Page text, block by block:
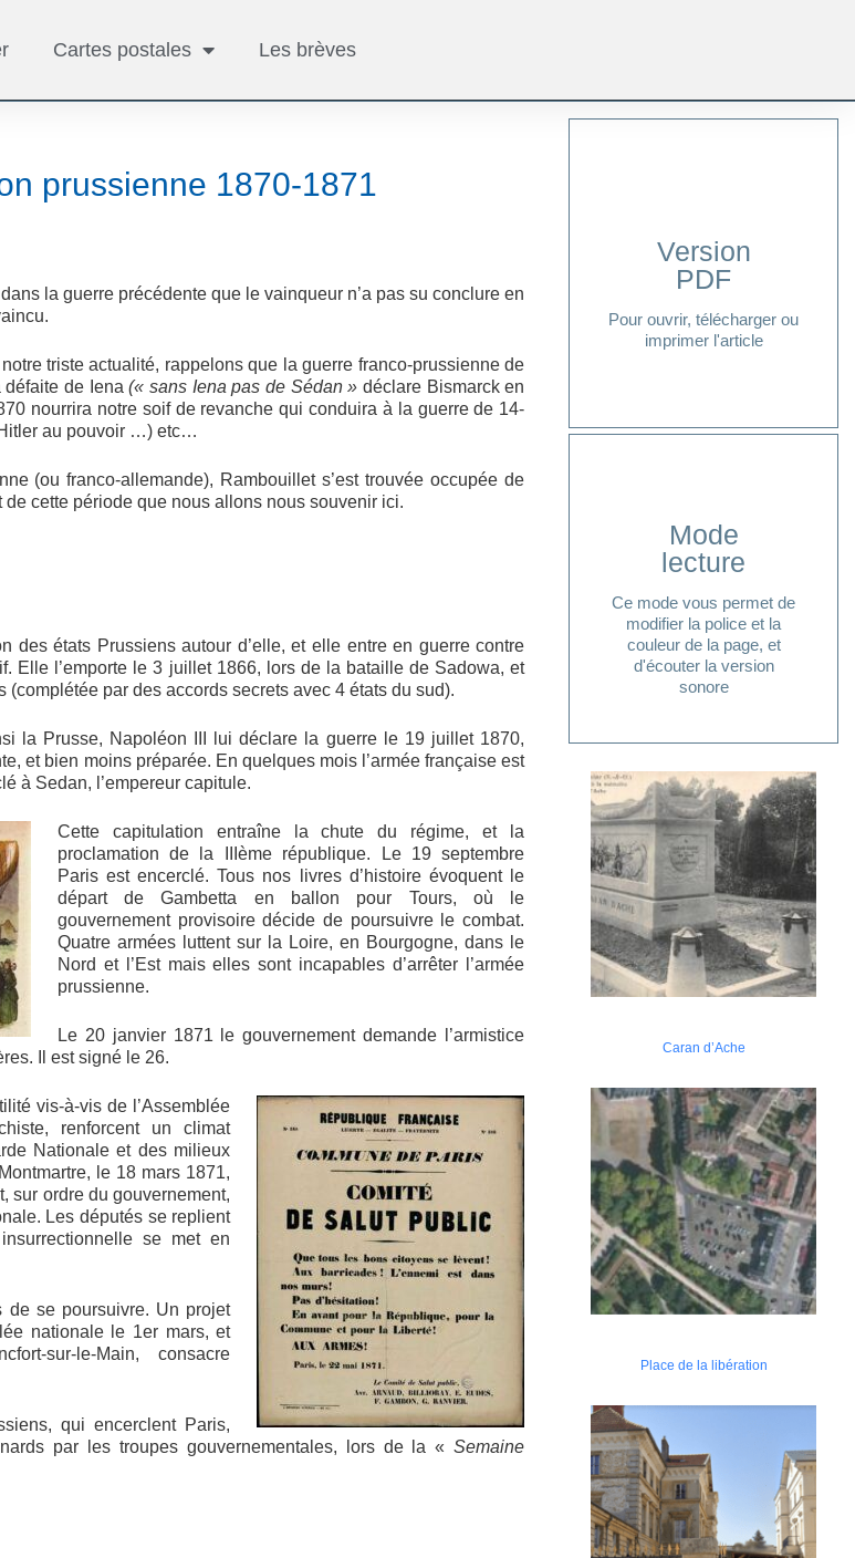
Cartes postales Les brèves
prussienne 1870-1871
la guerre précédente que le vainqueur n’a pas su conclure en
triste actualité, rappelons que la guerre franco-prussienne de
défaite de Iena(« sans Iena pas de Sédan » déclare Bismarck en
nourrira notre soif de revanche qui conduira à la guerre de 14-
au pouvoir …) etc…
(ou franco-allemande), Rambouillet s’est trouvée occupée de
de cette période que nous allons nous souvenir ici.
des états Prussiens autour d’elle, et elle entre en guerre contre
Elle l’emporte le 3 juillet 1866, lors de la bataille de Sadowa, et
par des accords secrets avec 4 états du sud).
la Prusse, Napoléon III lui déclare la guerre le 19 juillet 1870,
et bien moins préparée. En quelques mois l’armée française est
à Sedan, l’empereur capitule.
Cette capitulation entraîne la chute du régime, et la
proclamation de la IIIème république. Le 19 septembre
Paris est encerclé. Tous nos livres d’histoire évoquent le
départ de Gambetta en ballon pour Tours, où le
gouvernement provisoire décide de poursuivre le combat.
Quatre armées luttent sur la Loire, en Bourgogne, dans le
Nord et l’Est mais elles sont incapables d’arrêter l’armée
prussienne.
Le 20 janvier 1871 le gouvernement demande l’armistice
Il est signé le 26.
vis-à-vis de l’Assemblée
renforcent un climat
Nationale et des milieux
le 18 mars 1871,
sur ordre du gouvernement,
Les députés se replient
se met en
de se poursuivre. Un projet
nationale le 1er mars, et
sur-le-Main, consacre
qui encerclent Paris,
par les troupes gouvernementales, lors de la «Semaine
Version
PDF
Pour ouvrir, télécharger ou
imprimer l'article
Cliquer ici
Mode
lecture
Ce mode vous permet de
modifier la police et la
couleur de la page, et
d'écouter la version
sonore
Vous avez besoin d'aide
pour accéder à votre mode
lecture ?
Cliquer ici
Caran d’Ache
Place de la libération